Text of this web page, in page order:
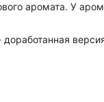
аромата. У
доработанная